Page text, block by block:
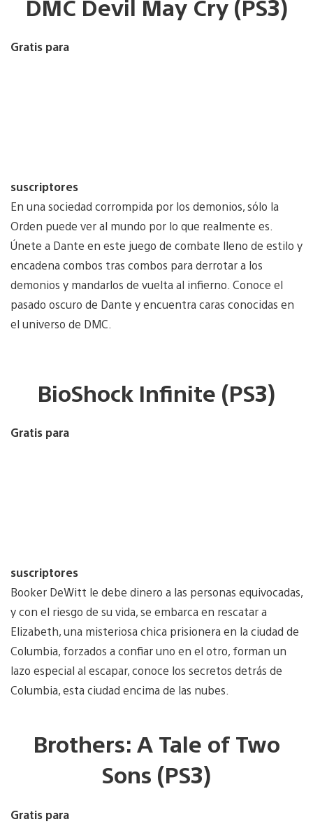
DMC Devil May Cry (PS3)
Gratis para
suscriptores
En una sociedad corrompida por los demonios, sólo la
Orden puede ver al mundo por lo que realmente es.
Únete a Dante en este juego de combate lleno de estilo y
encadena combos tras combos para derrotar a los
demonios y mandarlos de vuelta al infierno. Conoce el
pasado oscuro de Dante y encuentra caras conocidas en
el universo de DMC.
BioShock Infinite (PS3)
Gratis para
suscriptores
Booker DeWitt le debe dinero a las personas equivocadas,
y con el riesgo de su vida, se embarca en rescatar a
Elizabeth, una misteriosa chica prisionera en la ciudad de
Columbia, forzados a confiar uno en el otro, forman un
lazo especial al escapar, conoce los secretos detrás de
Columbia, esta ciudad encima de las nubes.
Brothers: A Tale of Two
Sons (PS3)
Gratis para